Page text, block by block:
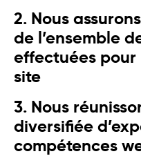
2. Nous
de l’ensemble
effectuées
site
3. Nous
diversifiée
compétences